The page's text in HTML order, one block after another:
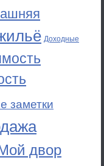
Доходные
заметки
двор